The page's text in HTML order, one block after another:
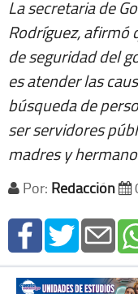
La secretaria de
Rodríguez, afirmó
de seguridad del
es atender las
búsqueda de
ser servidores
madres y
Por: Redacción